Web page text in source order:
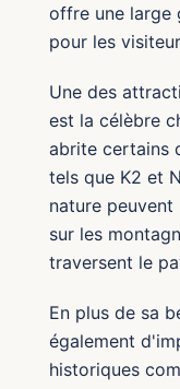
offre une large
pour les
Une des
est la célèbre
abrite certains
tels que K2 et
nature
sur les
traversent le
En plus de sa
également
historiques